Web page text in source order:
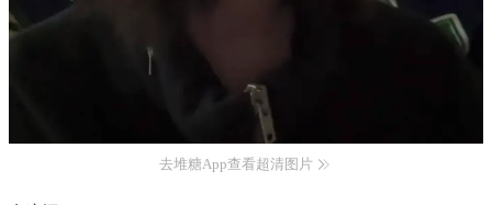
去堆糖App查看超清图片